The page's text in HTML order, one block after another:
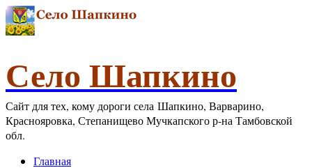
Село Шапкино
Сайт для тех, кому дороги села Шапкино, Варварино,
Краснояровка, Степанищево Мучкапского р-на Тамбовской
обл.
Главная